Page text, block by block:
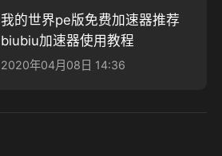
我的世界pe版免费加速器推荐
biubiu加速器使用教程
2020年04月08日 14:36